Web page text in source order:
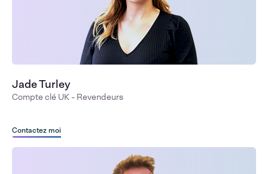
Jade Turley
Compte clé UK - Revendeurs
Contactez moi